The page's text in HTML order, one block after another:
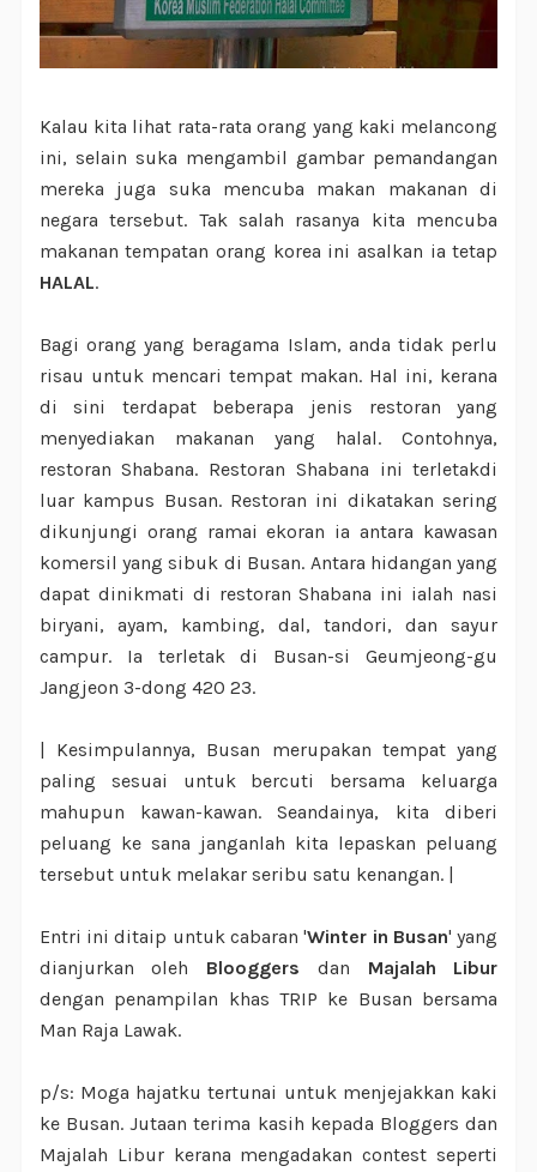
Kalau kita lihat rata-rata orang yang kaki melancong
ini, selain suka mengambil gambar pemandangan
mereka juga suka mencuba makan makanan di
negara tersebut. Tak salah rasanya kita mencuba
makanan tempatan orang korea ini asalkan ia tetap
HALAL.
Bagi orang yang beragama Islam, anda tidak perlu
risau untuk mencari tempat makan. Hal ini, kerana
di sini terdapat beberapa jenis restoran yang
menyediakan makanan yang halal. Contohnya,
restoran Shabana. Restoran Shabana ini terletakdi
luar kampus Busan. Restoran ini dikatakan sering
dikunjungi orang ramai ekoran ia antara kawasan
komersil yang sibuk di Busan. Antara hidangan yang
dapat dinikmati di restoran Shabana ini ialah nasi
biryani, ayam, kambing, dal, tandori, dan sayur
campur. Ia terletak di Busan-si Geumjeong-gu
Jangjeon 3-dong 420 23.
| Kesimpulannya, Busan merupakan tempat yang
paling sesuai untuk bercuti bersama keluarga
mahupun kawan-kawan. Seandainya, kita diberi
peluang ke sana janganlah kita lepaskan peluang
tersebut untuk melakar seribu satu kenangan. |
Entri ini ditaip untuk cabaran 'Winter in Busan' yang
dianjurkan oleh Blooggers dan Majalah Libur
dengan penampilan khas TRIP ke Busan bersama
Man Raja Lawak.
p/s: Moga hajatku tertunai untuk menjejakkan kaki
ke Busan. Jutaan terima kasih kepada Bloggers dan
Majalah Libur kerana mengadakan contest seperti